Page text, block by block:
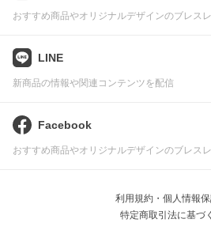
おすすめ商品やオリジナルデザインのブレス
LINE
新商品の情報や関連コンテンツを配信
Facebook
おすすめ商品やオリジナルデザインのブレス
利用規約・個人情報
特定商取引法に基づ